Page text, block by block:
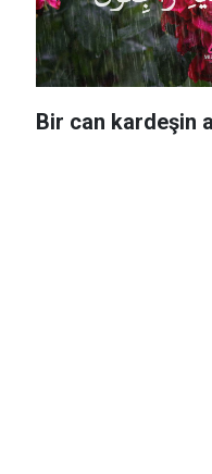
Bir can kardeşin